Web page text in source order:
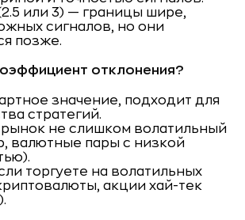
или 3) — границы шире,
сигналов, но они
позже.
отклонения?
значение, подходит для
стратегий.
рынок не слишком волатильный
валютные пары с низкой
торгуете на волатильных
акции хай-тек